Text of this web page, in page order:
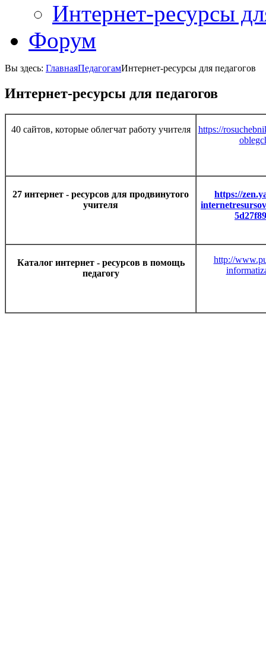
Интернет-ресурсы
Форум
Вы здесь: ГлавнаяПедагогамИнтернет-ресурсы для педагогов
Интернет-ресурсы для педагогов
40 сайтов, которые облегчат работу учителя
https://
27 интернет - ресурсов для продвинутого
учителя
https://
Каталог интернет - ресурсов в помощь
педагогу
http://